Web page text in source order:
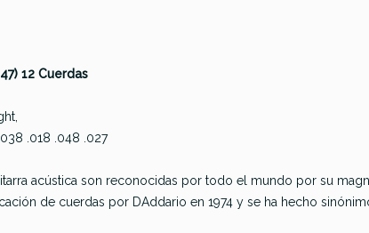
12 Cuerdas
.018 .048 .027
acústica son reconocidas por todo el mundo por su
de cuerdas por DAddario en 1974 y se ha hecho